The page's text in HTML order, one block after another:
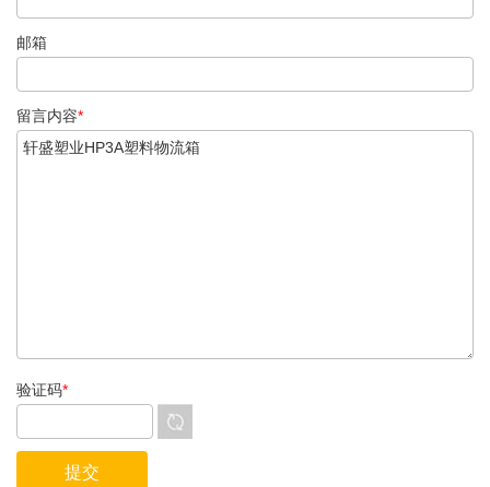
邮箱
留言内容*
验证码*